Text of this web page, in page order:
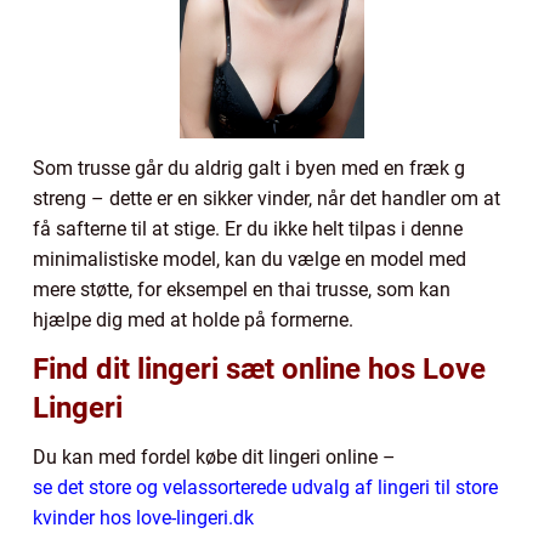
Som trusse går du aldrig galt i byen med en fræk g
streng – dette er en sikker vinder, når det handler om at
få safterne til at stige. Er du ikke helt tilpas i denne
minimalistiske model, kan du vælge en model med
mere støtte, for eksempel en thai trusse, som kan
hjælpe dig med at holde på formerne.
Find dit lingeri sæt online hos Love
Lingeri
Du kan med fordel købe dit lingeri online –
se det store og velassorterede udvalg af lingeri til store
kvinder hos love-lingeri.dk